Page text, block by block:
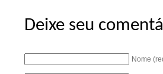
Deixe seu
Nome